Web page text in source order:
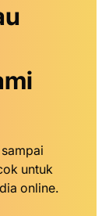
untuk
online.